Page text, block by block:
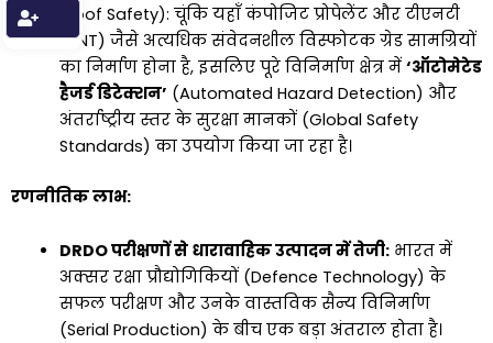
Proof Safety): चूंकि यहाँ कंपोजिट प्रोपेलेंट और टीएनटी
(TNT) जैसे अत्यधिक संवेदनशील विस्फोटक ग्रेड सामग्रियों
का निर्माण होना है, इसलिए पूरे विनिर्माण क्षेत्र में ‘ऑटोमेटेड
हैजर्ड डिटेक्शन’ (Automated Hazard Detection) और
अंतर्राष्ट्रीय स्तर के सुरक्षा मानकों (Global Safety
Standards) का उपयोग किया जा रहा है।
रणनीतिक लाभ:
DRDO परीक्षणों से धारावाहिक उत्पादन में तेजी:भारत में
अक्सर रक्षा प्रौद्योगिकियों (Defence Technology) के
सफल परीक्षण और उनके वास्तविक सैन्य विनिर्माण
(Serial Production) के बीच एक बड़ा अंतराल होता है।